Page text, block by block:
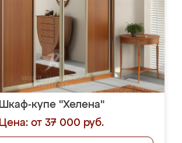
Шкаф-купе "Хелена"
Цена: от 37 000 руб.